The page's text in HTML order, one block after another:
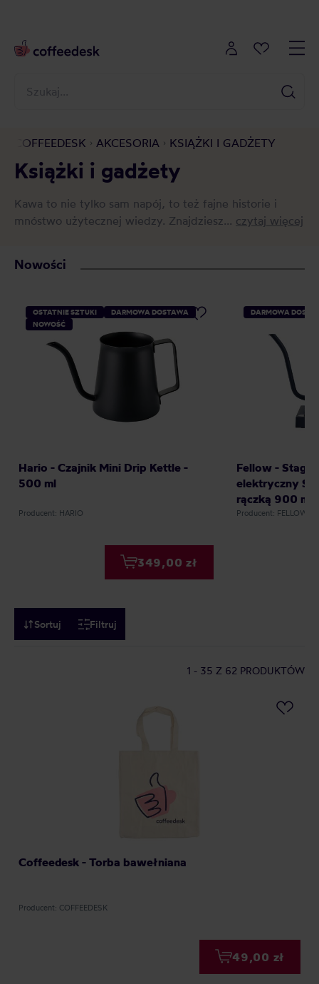
COFFEEDESK AKCESORIA KSIĄŻKI I GADŻETY
Książki i gadżety
Kawa to nie tylko sam napój, to też fajne historie i
mnóstwo użytecznej wiedzy. Znajdziesz... czytaj więcej
Nowości
OSTATNIE SZTUKI
DARMOWA DOSTAWA
NOWOŚĆ
Hario - Czajnik Mini Drip Kettle -
500 ml
Producent: HARIO
349,00 zł
DARMOWA
Fellow - Stagg
elektryczny
rączką 900 ml
Producent: FELLOW
Sortuj Filtruj
1 - 35 Z 62 PRODUKTÓW
Coffeedesk - Torba bawełniana
Producent: COFFEEDESK
49,00 zł